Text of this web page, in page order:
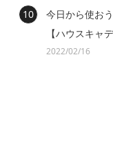
今日から使お
【ハウスキャ
2022/02/16